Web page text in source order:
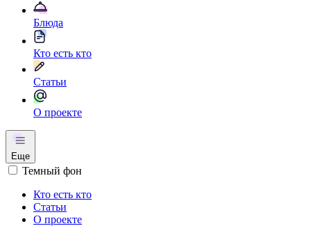
Блюда
Кто есть кто
Статьи
О проекте
Еще
Темный фон
Кто есть кто
Статьи
О проекте